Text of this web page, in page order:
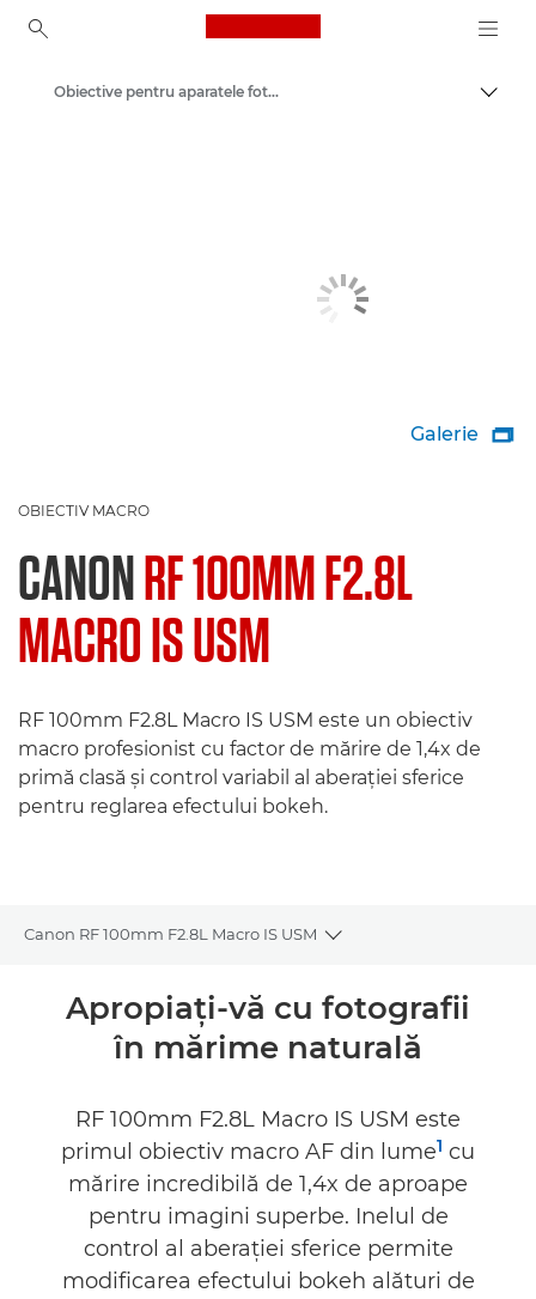
Canon Logo, back to
Obiective pentru aparatele foto Canon
Galerie 
OBIECTIV MACRO
CANONRF 100MM F2.8L
MACRO IS USM
RF 100mm F2.8L Macro IS USM este un obiectiv
macro profesionist cu factor de mărire de 1,4x de
primă clasă şi control variabil al aberaţiei sferice
pentru reglarea efectului bokeh.
Canon RF 100mm F2.8L Macro IS USM
Toggle breadcrumbs
Prezentare generală
Galerie
Asistenţă
Apropiaţi-vă cu fotografii
în mărime naturală
RF 100mm F2.8L Macro IS USM este
primul obiectiv macro AF din lume1 cu
mărire incredibilă de 1,4x de aproape
pentru imagini superbe. Inelul de
control al aberaţiei sferice permite
modificarea efectului bokeh alături de